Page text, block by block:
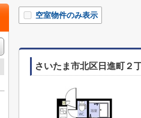
空室物件のみ表示
さいたま市北区日進町２